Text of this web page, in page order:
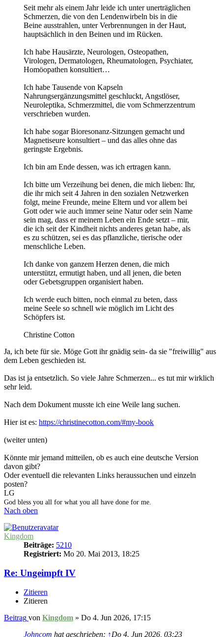
Seit mehr als einem Jahr leide ich unter unerträglichen
Schmerzen, die von den Lendenwirbeln bis in die
Beine ausstrahlen, unter Verbrennungen in der Haut,
hauptsächlich in den Beinen und im Rücken.
Ich habe Hausärzte, Neurologen, Osteopathen,
Virologen, Dermatologen, Rheumatologen, Psychiater,
Homöopathen konsultiert…
Ich habe Tausende von Kapseln
Nahrungsergänzungsmittel geschluckt, Angstlöser,
Neuroleptika, Schmerzmittel, die vom Schmerzzentrum
verschrieben wurden.
Ich habe sogar Bioresonanz-Sitzungen gemacht und
Magnetiseure konsultiert – und das alles ohne das
geringste Ergebnis.
Ich bin am Ende dessen, was ich ertragen kann.
Ich bitte um Verzeihung bei denen, die mich lieben: Ihr,
die ihr mich seit 4 Jahren in den sozialen Netzwerken
folgt, meine Freunde, meine Eltern und vor allem bei
Gott oder wie auch immer seine Natur oder sein Name
sein mag, dass er meinem Leben ein Ende setzt – mir,
die ich seit der Kindheit nichts anderes getan habe, als
es zu schützen, sei es das pflanzliche, tierische oder
menschliche Leben.
Ich danke von ganzem Herzen denen, die mich
unterstützt, ermutigt haben, und all jenen, die beten
oder Gebetsgruppen organisiert haben.
Ich werde euch bitten, noch einmal zu beten, dass
meine Seele so schnell wie möglich im Licht des
Schöpfers ist.
Christine Cotton
Ja, ich bete für sie. Möge Gott ihr gnädig sein- da sie "freiwillig" aus
dem Leben geschieden ist.
Das ist ja entsetzlich. So viele Jahre Schmerzen... es tut mir wirklich
sehr leid.
Nach dem Dokument musste ich eine Weile lang suchen.
Hier ist es: https://christinecotton.com/#my-book
(weiter unten)
Könnte mir jemand mitteilen, ob es auch eine deutsche Version
davon gibt?
Oder eventuell die relevanten Links heraussuchen und einzeln
posten?
LG
God bless you all for what you all have done for me.
Nach oben
Kingdom
Beiträge: 5210
Registriert: Mo 20. Mai 2013, 18:25
Re: Ungeimpft IV
Zitieren
Zitieren
Beitrag von Kingdom » Do 4. Jun 2026, 17:15
Johncom hat geschrieben: ↑Do 4. Jun 2026, 03:23